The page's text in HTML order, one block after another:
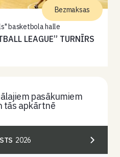
basketbola halle
LEAGUE” TURNĪRS
Bezmaksas
pasākumiem
tās apkārtnē
2026